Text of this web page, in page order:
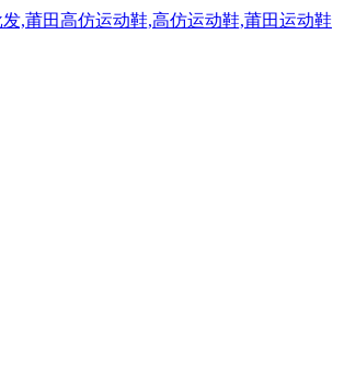
,莆田高仿运动鞋,高仿运动鞋,莆田运动鞋